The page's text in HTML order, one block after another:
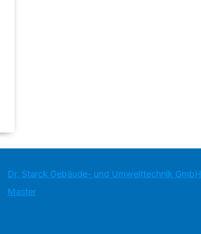
Dr. Starck Gebäude- und Umwelttechnik GmbH
Master